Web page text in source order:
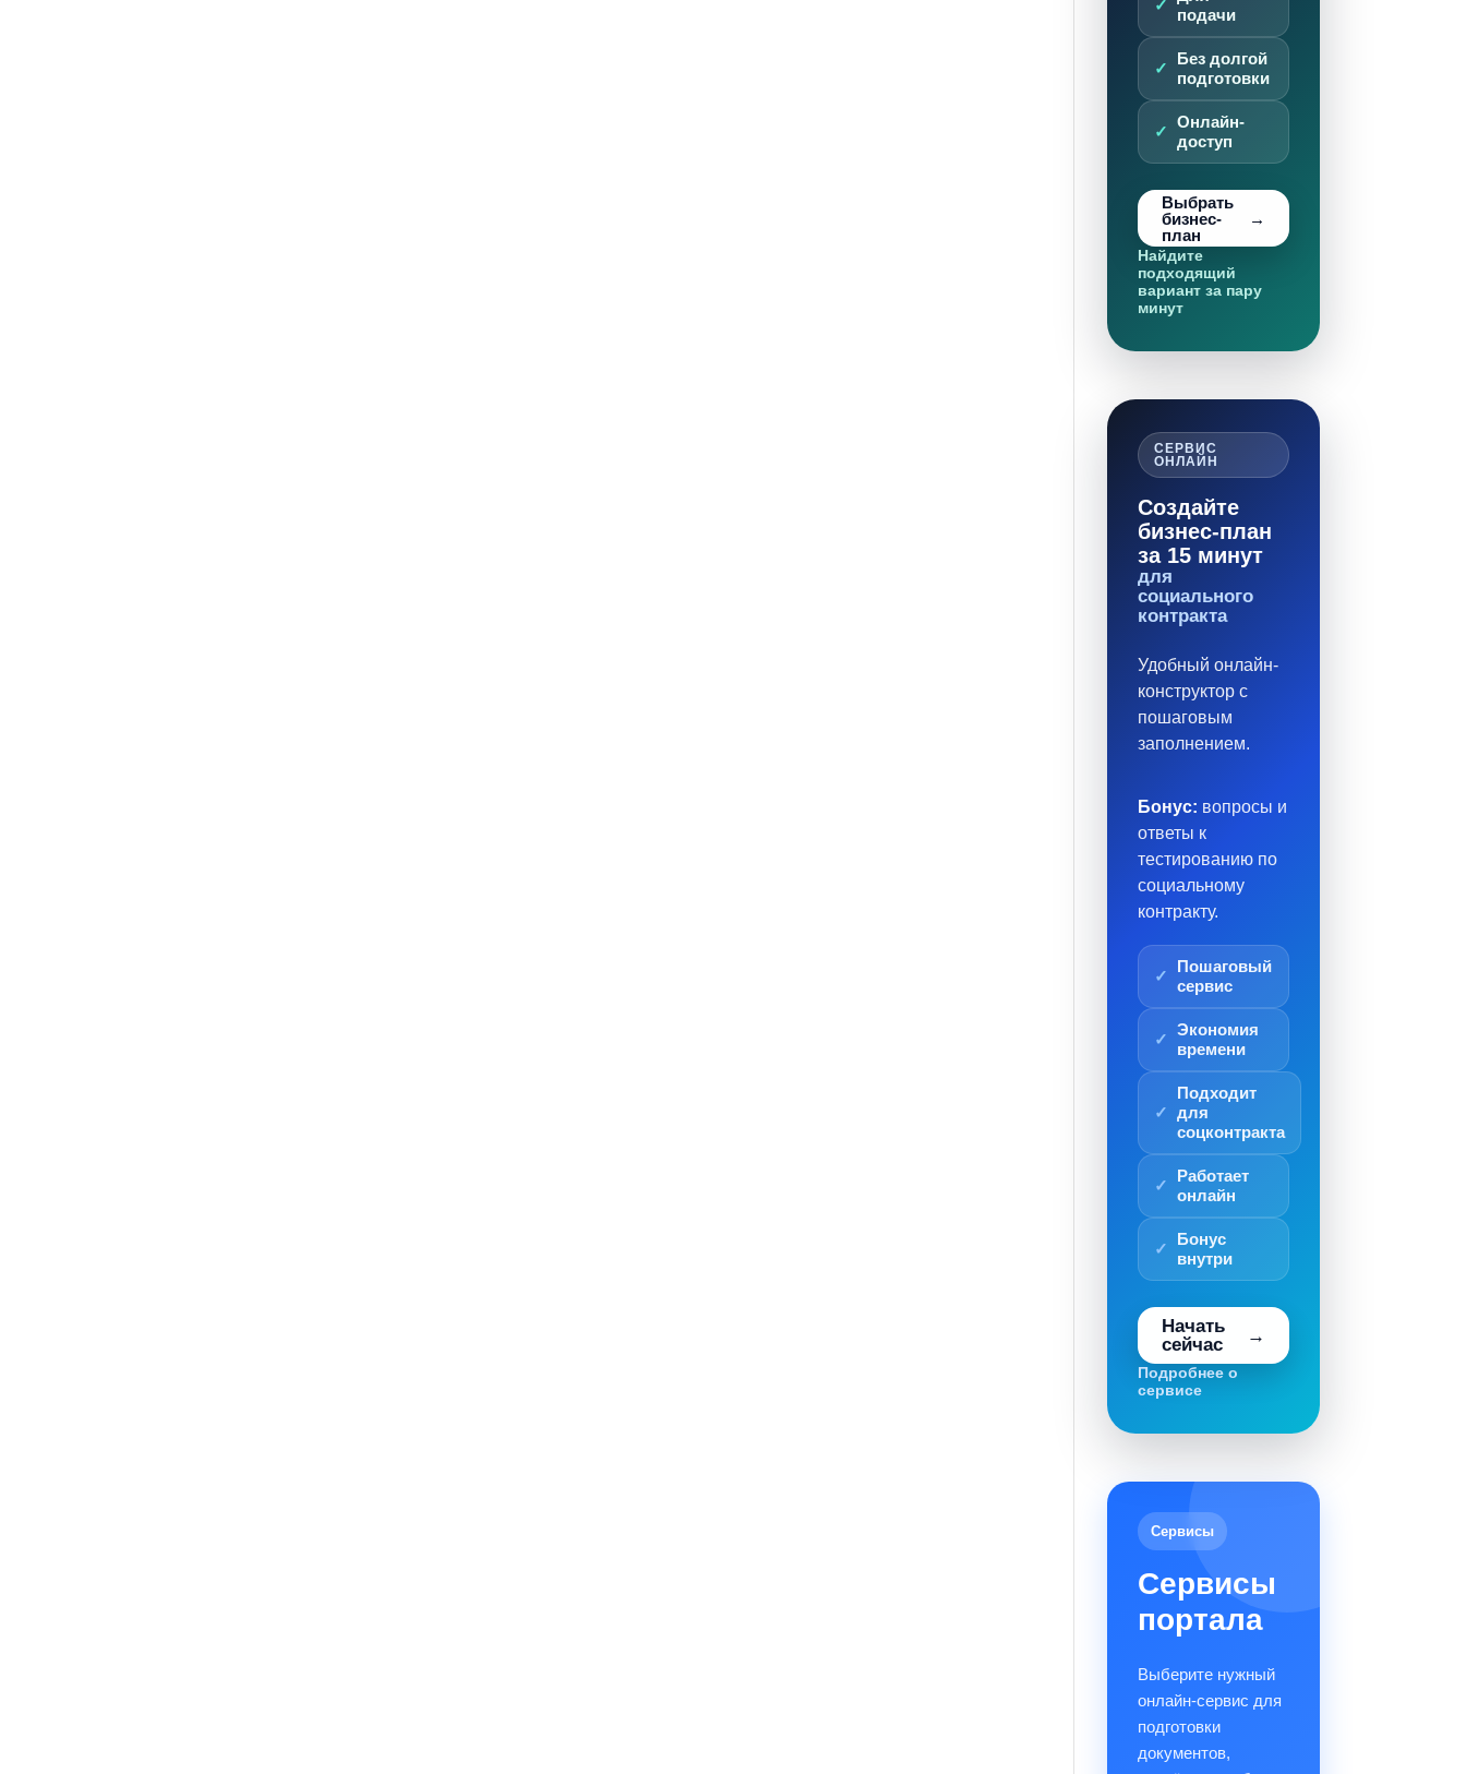
подачи
Без долгой
подготовки
Онлайн-
доступ
Выбрать
бизнес-
план
Найдите
подходящий
вариант за пару
минут
СЕРВИС
ОНЛАЙН
Создайте
бизнес-план
за 15 минут
для
социального
контракта
Удобный онлайн-
конструктор с
пошаговым
заполнением.
Бонус: вопросы и
ответы к
тестированию по
социальному
контракту.
Пошаговый
сервис
Экономия
времени
Подходит
для
соцконтракта
Работает
онлайн
Бонус
внутри
Начать
сейчас
Подробнее о
сервисе
Сервисы
Сервисы
портала
Выберите нужный
онлайн-сервис для
подготовки
документов,